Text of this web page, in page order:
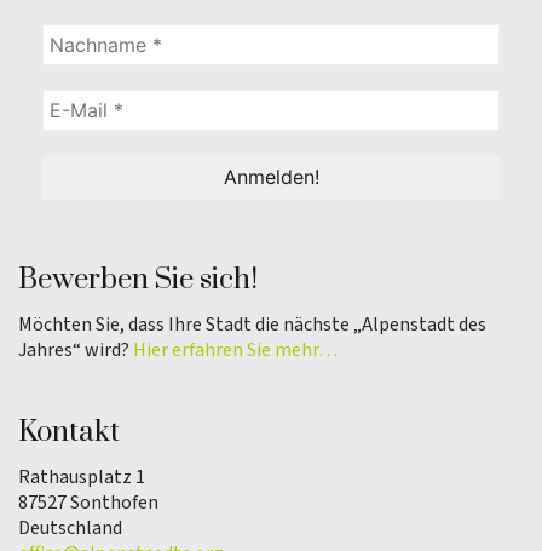
Bewerben Sie sich!
Möchten Sie, dass Ihre Stadt die nächste „Alpenstadt des
Jahres“ wird? Hier erfahren Sie mehr…
Kontakt
Rathausplatz 1
87527 Sonthofen
Deutschland